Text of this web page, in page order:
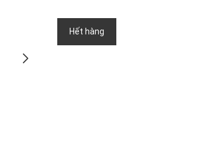
Hết hàng